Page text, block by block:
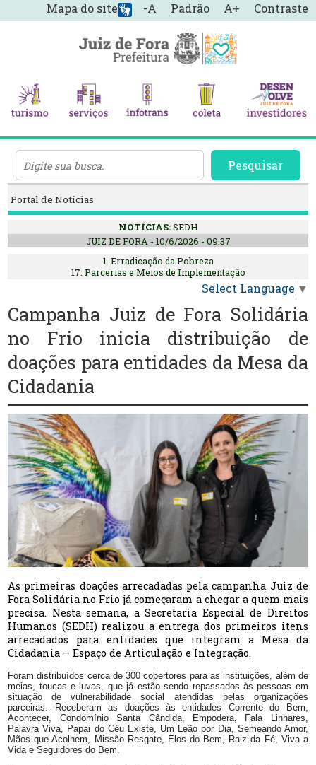
-A Padrão A+ Contraste
Mapa do site
Pesquisar
Portal de Notícias
NOTÍCIAS:SEDH
JUIZ DE FORA - 10/6/2026 - 09:37
1. Erradicação da Pobreza
17. Parcerias e Meios de Implementação
Select Language ▼
Campanha Juiz de Fora Solidária
no Frio inicia distribuição de
doações para entidades da Mesa da
Cidadania
As primeiras doações arrecadadas pela campanha Juiz de
Fora Solidária no Frio já começaram a chegar a quem mais
precisa. Nesta semana, a Secretaria Especial de Direitos
Humanos (SEDH) realizou a entrega dos primeiros itens
arrecadados para entidades que integram a Mesa da
Cidadania – Espaço de Articulação e Integração.
Foram distribuídos cerca de 300 cobertores para as instituições, além de
meias, toucas e luvas, que já estão sendo repassados às pessoas em
situação de vulnerabilidade social atendidas pelas organizações
parceiras. Receberam as doações às entidades Corrente do Bem,
Acontecer, Condomínio Santa Cândida, Empodera, Fala Linhares,
Palavra Viva, Papai do Céu Existe, Um Leão por Dia, Semeando Amor,
Mãos que Acolhem, Missão Resgate, Elos do Bem, Raiz da Fé, Viva a
Vida e Seguidores do Bem.